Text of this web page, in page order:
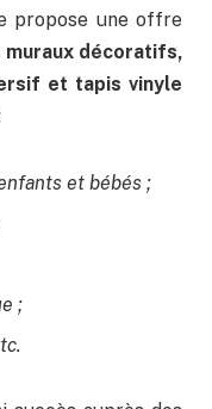
propose une offre
décoratifs,
et tapis vinyle
et bébés ;
;